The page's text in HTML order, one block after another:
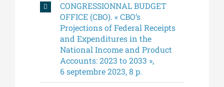
CONGRESSIONNAL BUDGET
OFFICE (CBO). « CBO’s
Projections of Federal Receipts
and Expenditures in the
National Income and Product
Accounts: 2023 to 2033 »,
6 septembre 2023, 8 p.